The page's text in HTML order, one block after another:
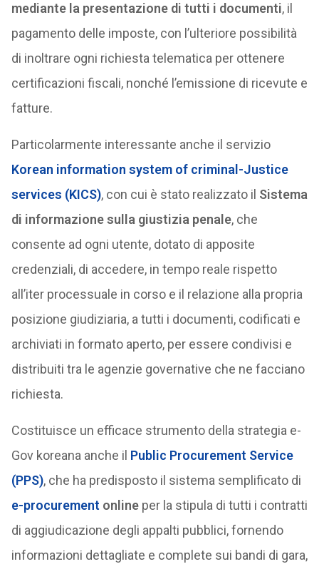
mediante la presentazione di tutti i documenti, il
pagamento delle imposte, con l’ulteriore possibilità
di inoltrare ogni richiesta telematica per ottenere
certificazioni fiscali, nonché l’emissione di ricevute e
fatture.
Particolarmente interessante anche il servizio
Korean information system of criminal-Justice
services (KICS), con cui è stato realizzato il Sistema
di informazione sulla giustizia penale, che
consente ad ogni utente, dotato di apposite
credenziali, di accedere, in tempo reale rispetto
all’iter processuale in corso e il relazione alla propria
posizione giudiziaria, a tutti i documenti, codificati e
archiviati in formato aperto, per essere condivisi e
distribuiti tra le agenzie governative che ne facciano
richiesta.
Costituisce un efficace strumento della strategia e-
Gov koreana anche il Public Procurement Service
(PPS), che ha predisposto il sistema semplificato di
e-procurement onlineper la stipula di tutti i contratti
di aggiudicazione degli appalti pubblici, fornendo
informazioni dettagliate e complete sui bandi di gara,